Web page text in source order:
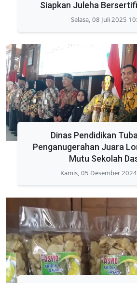
Siapkan Juleha
Selasa, 08 Juli 2025
Dinas Pendidikan
Penganugerahan Juara
Mutu Sekolah
Kamis, 05 Desember